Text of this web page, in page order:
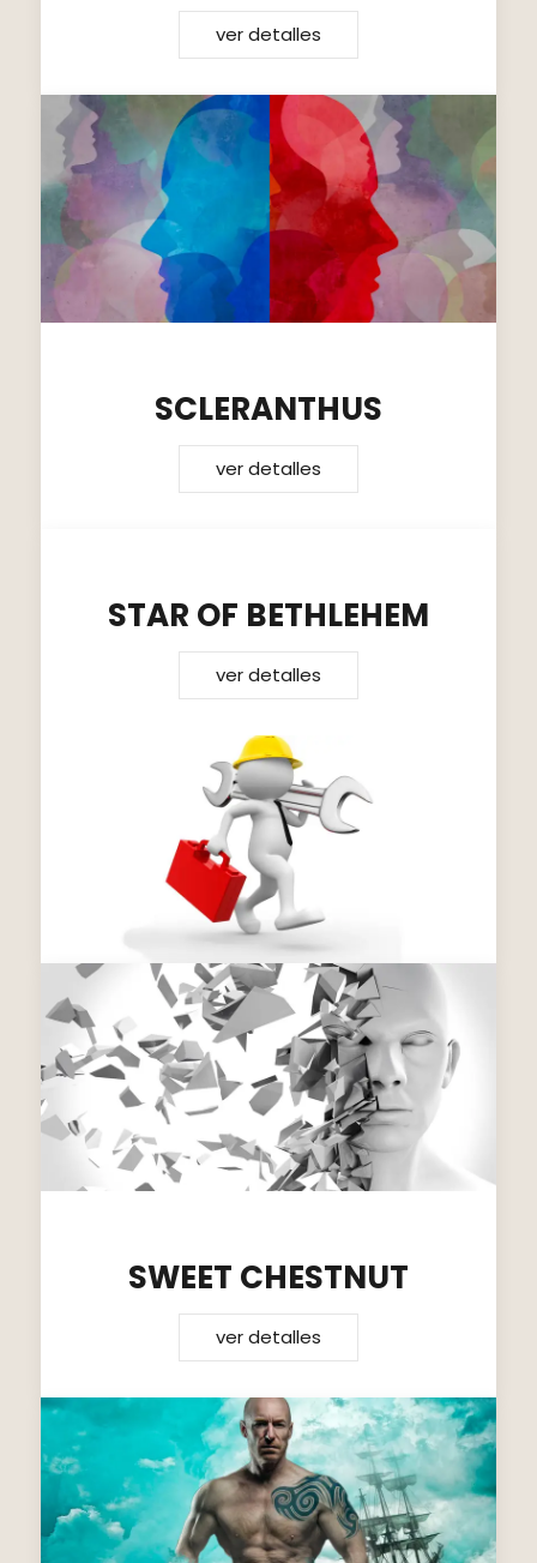
ver detalles
SCLERANTHUS
ver detalles
STAR OF BETHLEHEM
ver detalles
SWEET CHESTNUT
ver detalles